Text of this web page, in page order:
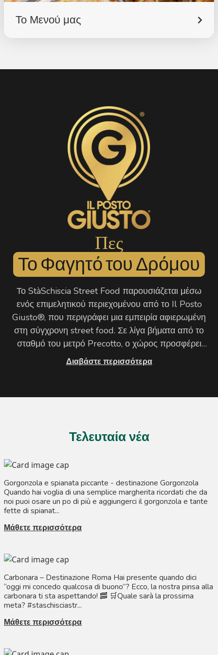
το StàSchiscia στη Viale Monza 222, μην αναβάλλετε
για αύριο τι μπορείτε να φάτε σήμερα!
Το Μενού μας
Πες
Το Φαγητό του Δρόμου
Το StàSchiscia Street Food παρουσιάζεται μέσω
ενός επιμελητικού περιεχομένου από το Il Posto
Giusto®, που περιγράφει μια εμπειρία αφιερωμένη
στη σύγχρονη street food. Σε λίγα βήματα από το
σταθμό του μετρό Precotto, ο χώρος προσφέρει
ελαφριές και τραγανές pinse, συνοδεία
προετοιμασία και δυναμική εξυπηρέτηση
κοινωνικότητας στην αστική σκηνή του Μιλάνο.
Διαβάστε περισσότερα
Τελευταία νέα
Gorgonzola e spianata piccante - destinazione Gorgonzola
Quando hai voglia di una semplice margherita ricordati che da
noi puoi osare un po di più e aggiungerci il gorgonzola e tante
fette di spianat...
Μάθετε περισσότερα
Carbonara – Destinazione Roma Hai presente quando dici
“oggi mi concedo qualcosa di buono”? Ecco, la nostra pinsa alla
carbonara ti sta aspettando! 🥓 🛒Quale sarà la prossima
meta? #staschisciastr...
Μάθετε περισσότερα